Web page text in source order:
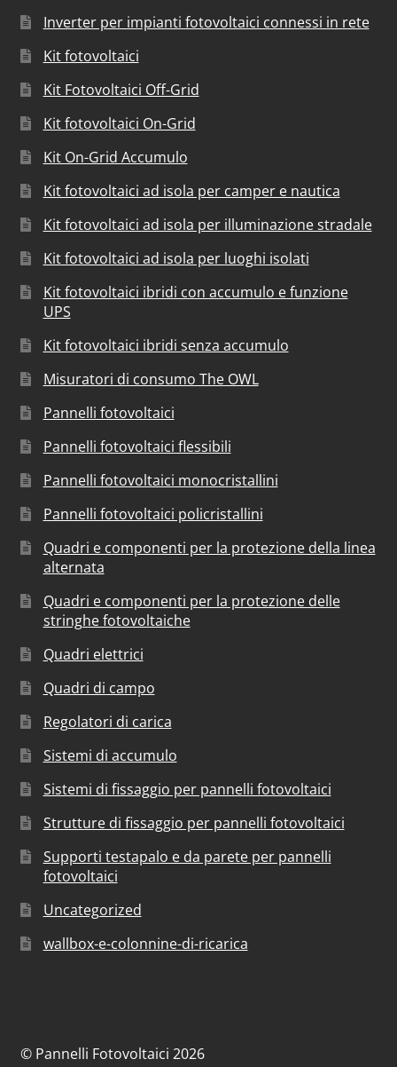
Inverter per impianti fotovoltaici connessi in rete
Kit fotovoltaici
Kit Fotovoltaici Off-Grid
Kit fotovoltaici On-Grid
Kit On-Grid Accumulo
Kit fotovoltaici ad isola per camper e nautica
Kit fotovoltaici ad isola per illuminazione stradale
Kit fotovoltaici ad isola per luoghi isolati
Kit fotovoltaici ibridi con accumulo e funzione
UPS
Kit fotovoltaici ibridi senza accumulo
Misuratori di consumo The OWL
Pannelli fotovoltaici
Pannelli fotovoltaici flessibili
Pannelli fotovoltaici monocristallini
Pannelli fotovoltaici policristallini
Quadri e componenti per la protezione della linea
alternata
Quadri e componenti per la protezione delle
stringhe fotovoltaiche
Quadri elettrici
Quadri di campo
Regolatori di carica
Sistemi di accumulo
Sistemi di fissaggio per pannelli fotovoltaici
Strutture di fissaggio per pannelli fotovoltaici
Supporti testapalo e da parete per pannelli
fotovoltaici
Uncategorized
wallbox-e-colonnine-di-ricarica
© Pannelli Fotovoltaici 2026